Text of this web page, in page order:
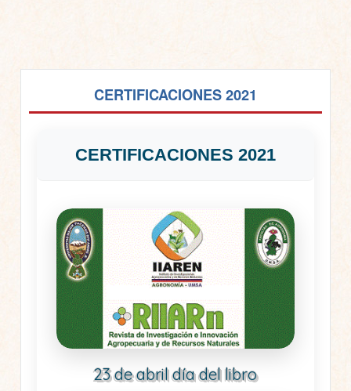
CERTIFICACIONES 2021
CERTIFICACIONES 2021
23 de abril día del libro